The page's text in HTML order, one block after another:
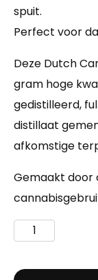
spuit.
Perfect voor
Deze Dutch
gram hoge
gedistilleerd,
distillaat
afkomstige
Gemaakt door